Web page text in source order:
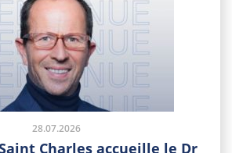
28.07.2026
Charles accueille le Dr